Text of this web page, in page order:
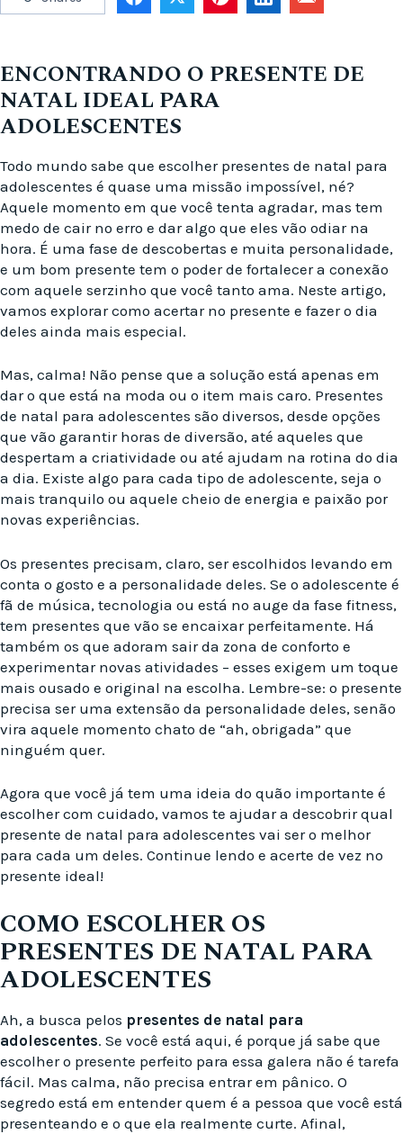
ENCONTRANDO O PRESENTE DE
NATAL IDEAL PARA
ADOLESCENTES
Todo mundo sabe que escolher presentes de natal para
adolescentes é quase uma missão impossível, né?
Aquele momento em que você tenta agradar, mas tem
medo de cair no erro e dar algo que eles vão odiar na
hora. É uma fase de descobertas e muita personalidade,
e um bom presente tem o poder de fortalecer a conexão
com aquele serzinho que você tanto ama. Neste artigo,
vamos explorar como acertar no presente e fazer o dia
deles ainda mais especial.
Mas, calma! Não pense que a solução está apenas em
dar o que está na moda ou o item mais caro. Presentes
de natal para adolescentes são diversos, desde opções
que vão garantir horas de diversão, até aqueles que
despertam a criatividade ou até ajudam na rotina do dia
a dia. Existe algo para cada tipo de adolescente, seja o
mais tranquilo ou aquele cheio de energia e paixão por
novas experiências.
Os presentes precisam, claro, ser escolhidos levando em
conta o gosto e a personalidade deles. Se o adolescente é
fã de música, tecnologia ou está no auge da fase fitness,
tem presentes que vão se encaixar perfeitamente. Há
também os que adoram sair da zona de conforto e
experimentar novas atividades – esses exigem um toque
mais ousado e original na escolha. Lembre-se: o presente
precisa ser uma extensão da personalidade deles, senão
vira aquele momento chato de “ah, obrigada” que
ninguém quer.
Agora que você já tem uma ideia do quão importante é
escolher com cuidado, vamos te ajudar a descobrir qual
presente de natal para adolescentes vai ser o melhor
para cada um deles. Continue lendo e acerte de vez no
presente ideal!
COMO ESCOLHER OS
PRESENTES DE NATAL PARA
ADOLESCENTES
Ah, a busca pelos presentes de natal para
adolescentes. Se você está aqui, é porque já sabe que
escolher o presente perfeito para essa galera não é tarefa
fácil. Mas calma, não precisa entrar em pânico. O
segredo está em entender quem é a pessoa que você está
presenteando e o que ela realmente curte. Afinal,